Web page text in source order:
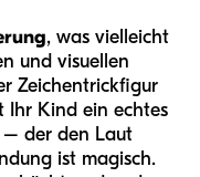
, was vielleicht
und visuellen
Zeichentrickfigur
Ihr Kind ein echtes
– der den Laut
ist magisch.